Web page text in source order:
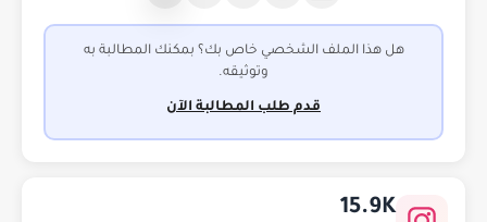
هل هذا الملف الشخصي خاص بك؟ بمكنك المطالبة به
وتوثيقه.
قدم طلب المطالبة الآن
15.9K